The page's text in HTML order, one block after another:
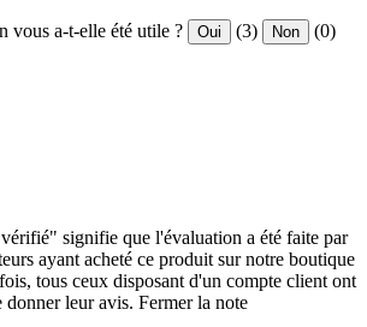
vous a-t-elle été utile ? Oui (3) Non (0)
signifie que l'évaluation a été faite par
ayant acheté ce produit sur notre boutique
tous ceux disposant d'un compte client ont
donner leur avis. Fermer la note